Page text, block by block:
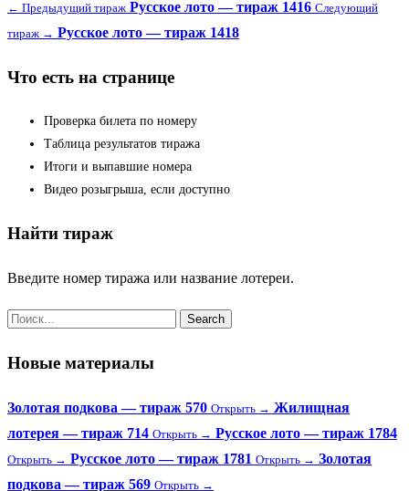
← Предыдущий тираж Русское лото — тираж 1416 Следующий
тираж → Русское лото — тираж 1418
Что есть на странице
Проверка билета по номеру
Таблица результатов тиража
Итоги и выпавшие номера
Видео розыгрыша, если доступно
Найти тираж
Введите номер тиража или название лотереи.
Новые материалы
Золотая подкова — тираж 570 Открыть → Жилищная
лотерея — тираж 714 Открыть → Русское лото — тираж 1784
Открыть → Русское лото — тираж 1781 Открыть → Золотая
подкова — тираж 569 Открыть →